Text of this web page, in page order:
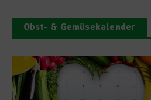
Obst- & Gemüsekalender